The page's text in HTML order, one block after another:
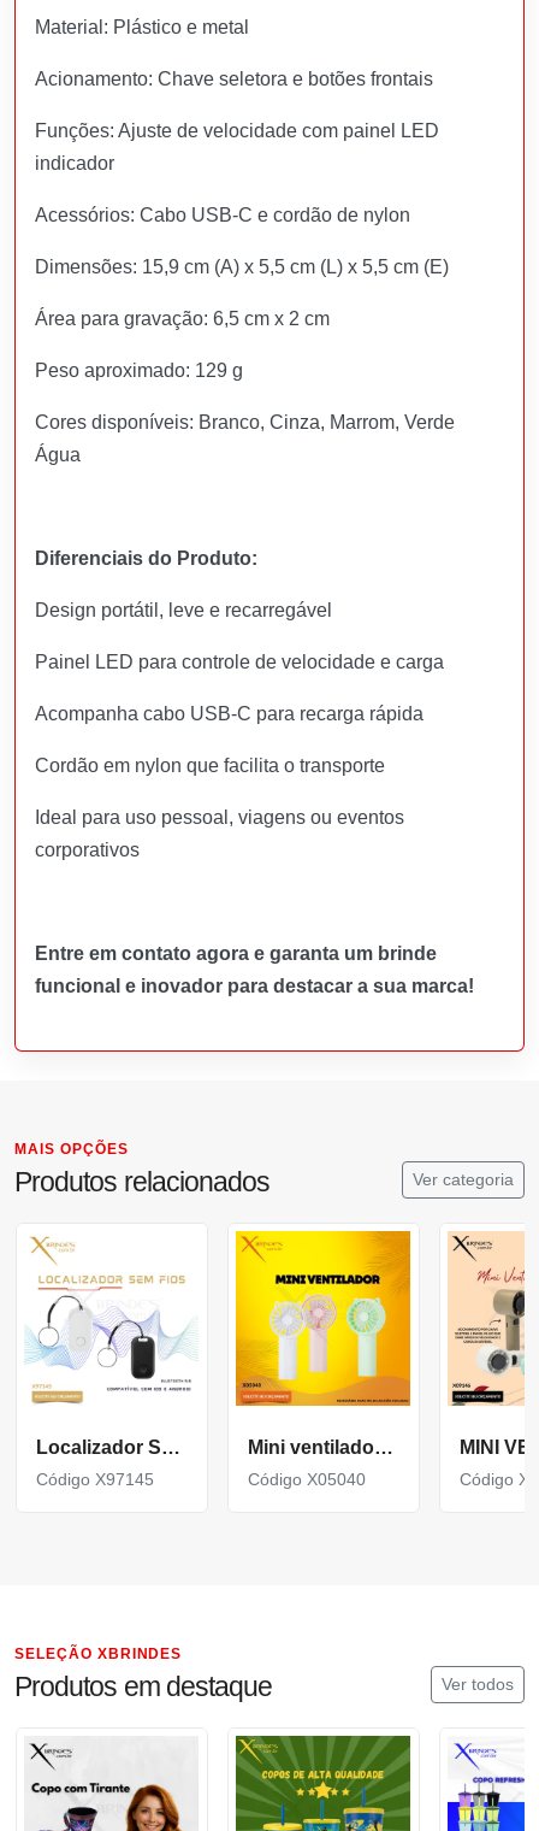
Material: Plástico e metal
Acionamento: Chave seletora e botões frontais
Funções: Ajuste de velocidade com painel LED
indicador
Acessórios: Cabo USB-C e cordão de nylon
Dimensões: 15,9 cm (A) x 5,5 cm (L) x 5,5 cm (E)
Área para gravação: 6,5 cm x 2 cm
Peso aproximado: 129 g
Cores disponíveis: Branco, Cinza, Marrom, Verde
Água
Diferenciais do Produto:
Design portátil, leve e recarregável
Painel LED para controle de velocidade e carga
Acompanha cabo USB-C para recarga rápida
Cordão em nylon que facilita o transporte
Ideal para uso pessoal, viagens ou eventos
corporativos
Entre em contato agora e garanta um brinde
funcional e inovador para destacar a sua marca!
MAIS OPÇÕES
Produtos relacionados Ver categoria
Localizador Sem Fios produzido em ABS Reciclado X97145
Código X97145
Mini ventilador plástico com botão de acionamento X05040
Código X05040 Código
SELEÇÃO XBRINDES
Produtos em destaque Ver todos